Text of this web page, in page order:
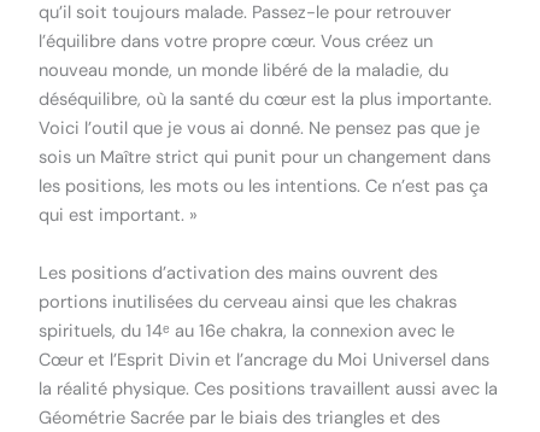
qu’il soit toujours malade. Passez-le pour retrouver
l’équilibre dans votre propre cœur. Vous créez un
nouveau monde, un monde libéré de la maladie, du
déséquilibre, où la santé du cœur est la plus importante.
Voici l’outil que je vous ai donné. Ne pensez pas que je
sois un Maître strict qui punit pour un changement dans
les positions, les mots ou les intentions. Ce n’est pas ça
qui est important. »
Les positions d’activation des mains ouvrent des
portions inutilisées du cerveau ainsi que les chakras
spirituels, du 14ᵉ au 16e chakra, la connexion avec le
Cœur et l’Esprit Divin et l’ancrage du Moi Universel dans
la réalité physique. Ces positions travaillent aussi avec la
Géométrie Sacrée par le biais des triangles et des